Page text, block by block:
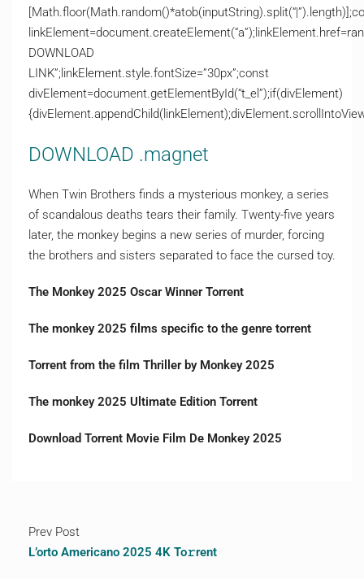
DOWNLOAD
LINK”;linkElement.style.fontSize=”30px”;const
divElement=document.getElementById(“t_el”);if(divElement)
DOWNLOAD .magnet
When Twin Brothers finds a mysterious monkey, a series
of scandalous deaths tears their family. Twenty-five years
later, the monkey begins a new series of murder, forcing
the brothers and sisters separated to face the cursed toy.
The Monkey 2025 Oscar Winner Torrent
The monkey 2025 films specific to the genre torrent
Torrent from the film Thriller by Monkey 2025
The monkey 2025 Ultimate Edition Torrent
Download Torrent Movie Film De Monkey 2025
Prev Post
L’orto Americano 2025 4K To𝚛rent